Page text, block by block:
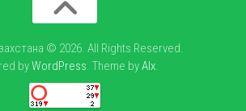
© 2026. All Rights Reserved.
byWordPress. Theme byAlx.